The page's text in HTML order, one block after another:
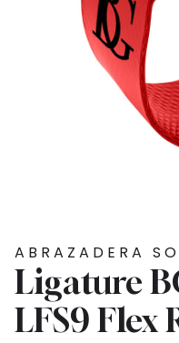
ABRAZADERA
Ligature
LFS9 Flex